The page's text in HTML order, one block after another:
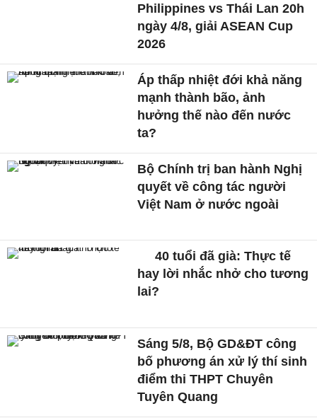
Philippines vs Thái Lan 20h
ngày 4/8, giải ASEAN Cup
2026
Áp thấp nhiệt đới khả năng
mạnh thành bão, ảnh
hưởng thế nào đến nước
ta?
Bộ Chính trị ban hành Nghị
quyết về công tác người
Việt Nam ở nước ngoài
40 tuổi đã già: Thực tế
hay lời nhắc nhở cho tương
lai?
Sáng 5/8, Bộ GD&ĐT công
bố phương án xử lý thí sinh
điểm thi THPT Chuyên
Tuyên Quang